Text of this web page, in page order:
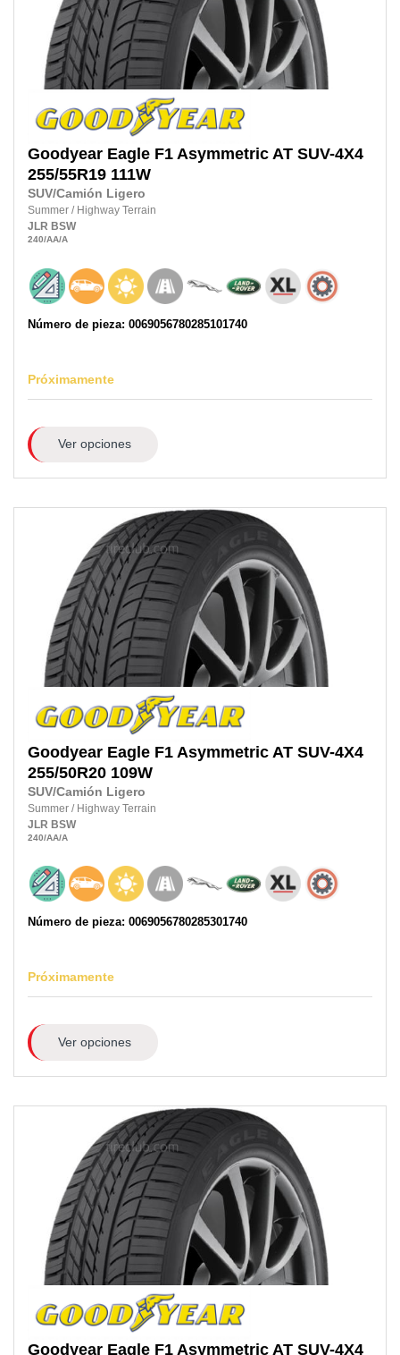
Goodyear Eagle F1 Asymmetric AT SUV-4X4
255/55R19 111W
SUV/Camión Ligero
Summer / Highway Terrain
JLR BSW
240/AA/A
Número de pieza: 0069056780285101740
Próximamente
Ver opciones
Goodyear Eagle F1 Asymmetric AT SUV-4X4
255/50R20 109W
SUV/Camión Ligero
Summer / Highway Terrain
JLR BSW
240/AA/A
Número de pieza: 0069056780285301740
Próximamente
Ver opciones
Goodyear Eagle F1 Asymmetric AT SUV-4X4